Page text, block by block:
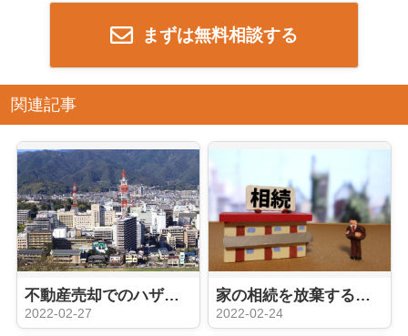
まずは無料相談する
関連記事
不動産売却でのハザードマップの影響はあるのか？直接的な影響はない
2022-02-27
家の相続を放棄するための費用はどのくらい必要？注意点はある？
2022-02-24